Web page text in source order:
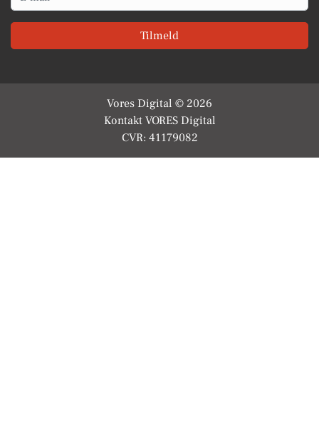
Tilmeld
Vores Digital © 2026
Kontakt VORES Digital
CVR: 41179082